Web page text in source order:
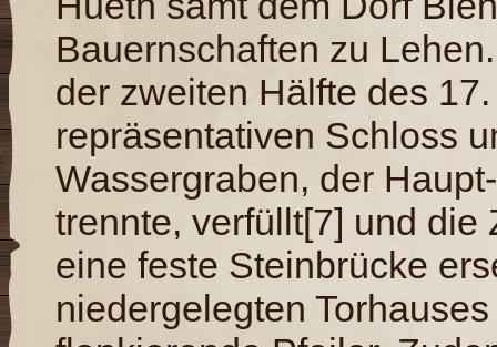
Bauernschaften zu
der zweiten Hälfte des
repräsentativen Schloss
Wassergraben, der
trennte, verfüllt[7] und die
eine feste Steinbrücke
niedergelegten